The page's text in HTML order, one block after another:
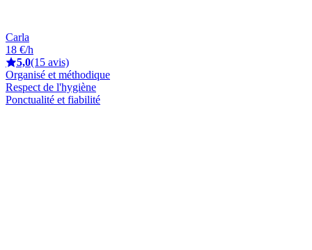
Carla
18 €/h
5,0(15 avis)
Organisé et méthodique
Respect de l'hygiène
Ponctualité et fiabilité